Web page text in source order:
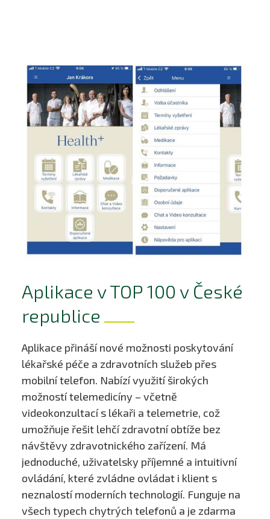
Aplikace v TOP 100 v České
republice
Aplikace přináší nové možnosti poskytování
lékařské péče a zdravotních služeb přes
mobilní telefon. Nabízí využití širokých
možností telemedicíny – včetně
videokonzultací s lékaři a telemetrie, což
umožňuje řešit lehčí zdravotní obtíže bez
návštěvy zdravotnického zařízení. Má
jednoduché, uživatelsky příjemné a intuitivní
ovládání, které zvládne ovládat i klient s
neznalostí moderních technologií. Funguje na
všech typech chytrých telefonů a je zdarma